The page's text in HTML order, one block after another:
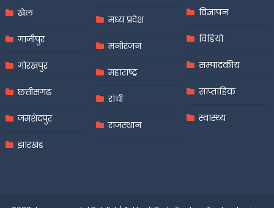
खेल
गाजीपुर
गोरखपुर
छत्तीसगढ़
जमशेदपुर
झारखंड
मध्य प्रदेश
मनोरंजन
महाराष्ट्र
रांची
राजस्थान
विज्ञापन
विडियो
सम्पादकीय
साप्ताहिक
स्वास्थ्य